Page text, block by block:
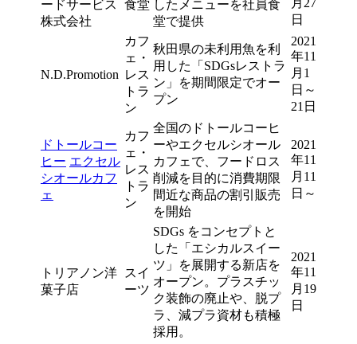
ードサービス
株式会社
食堂 したメニューを社員食
堂で提供
月27
日
N.D.Promotion
カフ
ェ・
レス
トラ
ン
秋田県の未利用魚を利
用した「SDGsレストラ
ン」を期間限定でオー
プン
2021
年11
月1
日～
21日
ドトールコー
ヒー エクセル
シオールカフ
ェ
カフ
ェ・
レス
トラ
ン
全国のドトールコーヒ
ーやエクセルシオール
カフェで、フードロス
削減を目的に消費期限
間近な商品の割引販売
を開始
2021
年11
月11
日～
トリアノン洋
菓子店
スイ
ーツ
SDGs をコンセプトと
した「エシカルスイー
ツ」を展開する新店を
オープン。プラスチッ
ク装飾の廃止や、脱プ
ラ、減プラ資材も積極
採用。
2021
年11
月19
日